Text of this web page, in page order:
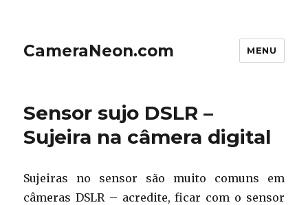
CameraNeon.com MENU
Sensor sujo DSLR –
Sujeira na câmera digital
Sujeiras no sensor são muito comuns em
câmeras DSLR – acredite, ficar com o sensor